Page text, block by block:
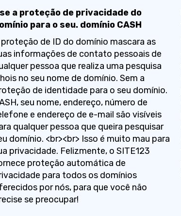
a proteção de privacidade do
para o seu. domínio CASH
de ID do domínio mascara as
informações de contato pessoais de
pessoa que realiza uma pesquisa
no seu nome de domínio. Sem a
de identidade para o seu domínio.
seu nome, endereço, número de
e endereço de e-mail são visíveis
qualquer pessoa que queira pesquisar
domínio. <br><br> Isso é muito mau para
privacidade. Felizmente, o SITE123
proteção automática de
para todos os domínios
por nós, para que você não
se preocupar!